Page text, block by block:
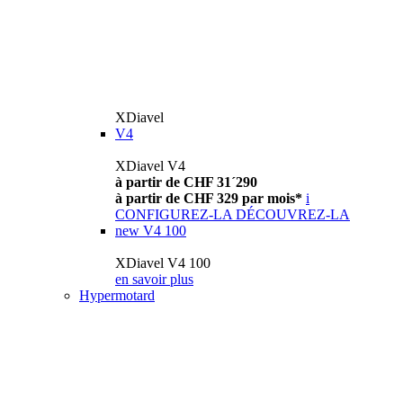
XDiavel
V4
XDiavel V4
à partir de CHF 31´290
à partir de CHF 329 par mois* i
CONFIGUREZ-LA DÉCOUVREZ-LA
new V4 100
XDiavel V4 100
en savoir plus
Hypermotard